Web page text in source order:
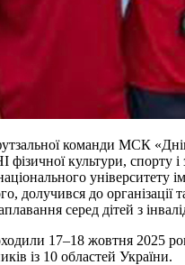
команди МСК
фізичної культури, спорту і
університету
долучився до організації
серед дітей з
17–18 жовтня 2025
із 10 областей України.